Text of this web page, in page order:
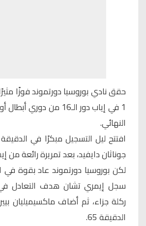
حقق ناديبوروسيا دورتموند
1 في إياب دور الـ16 من
النهائي.
افتتح ليل التسجيل مبكرًا في
جوناثان دايفيد، بعد تمريرة رائعة من
لكن بوروسيا دورتموند عاد بقوة في
ركلة جزاء، ثم أضاف ماكسيميليان
الدقيقة 65.